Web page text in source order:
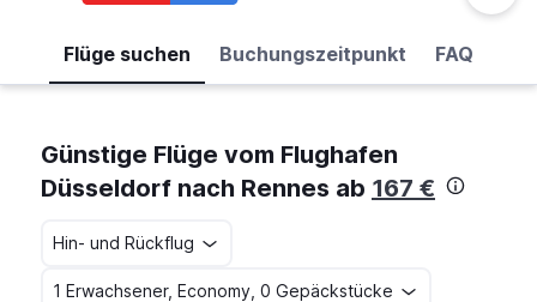
Flüge suchen Buchungszeitpunkt FAQ
Günstige Flüge vom Flughafen
Düsseldorf nach Rennes ab 167 €
Hin- und Rückflug
1 Erwachsener, Economy, 0 Gepäckstücke